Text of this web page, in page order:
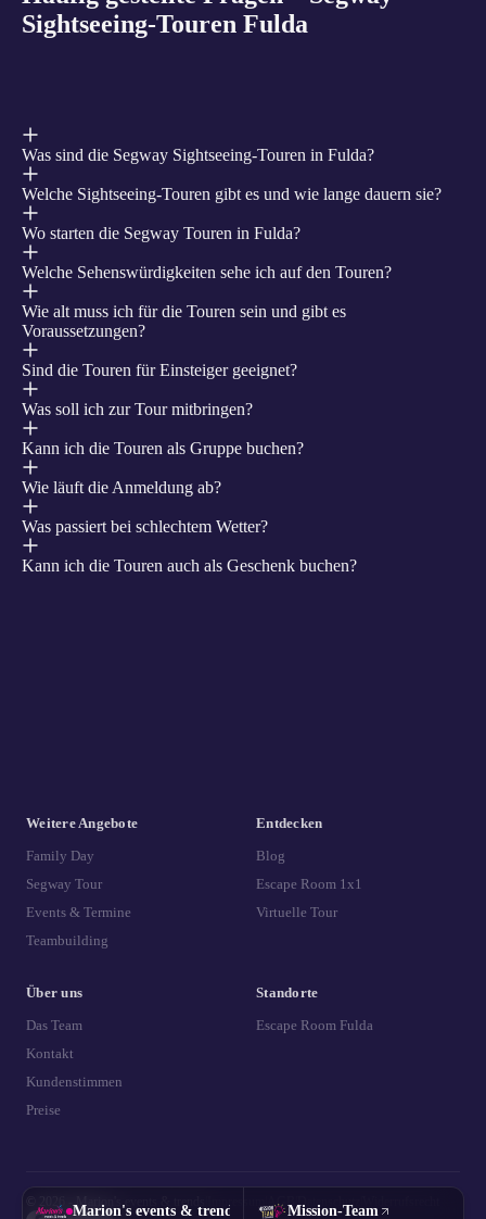
Sightseeing-Touren Fulda
Was sind die Segway Sightseeing-Touren in Fulda?
Welche Sightseeing-Touren gibt es und wie lange dauern sie?
Wo starten die Segway Touren in Fulda?
Welche Sehenswürdigkeiten sehe ich auf den Touren?
Wie alt muss ich für die Touren sein und gibt es
Voraussetzungen?
Sind die Touren für Einsteiger geeignet?
Was soll ich zur Tour mitbringen?
Kann ich die Touren als Gruppe buchen?
Wie läuft die Anmeldung ab?
Was passiert bei schlechtem Wetter?
Kann ich die Touren auch als Geschenk buchen?
Weitere Angebote
Family Day
Segway Tour
Events & Termine
Teambuilding
Entdecken
Blog
Escape Room 1x1
Virtuelle Tour
Über uns
Das Team
Kontakt
Kundenstimmen
Preise
Standorte
Escape Room Fulda
AGB
Marion's events & trends Mission-Team